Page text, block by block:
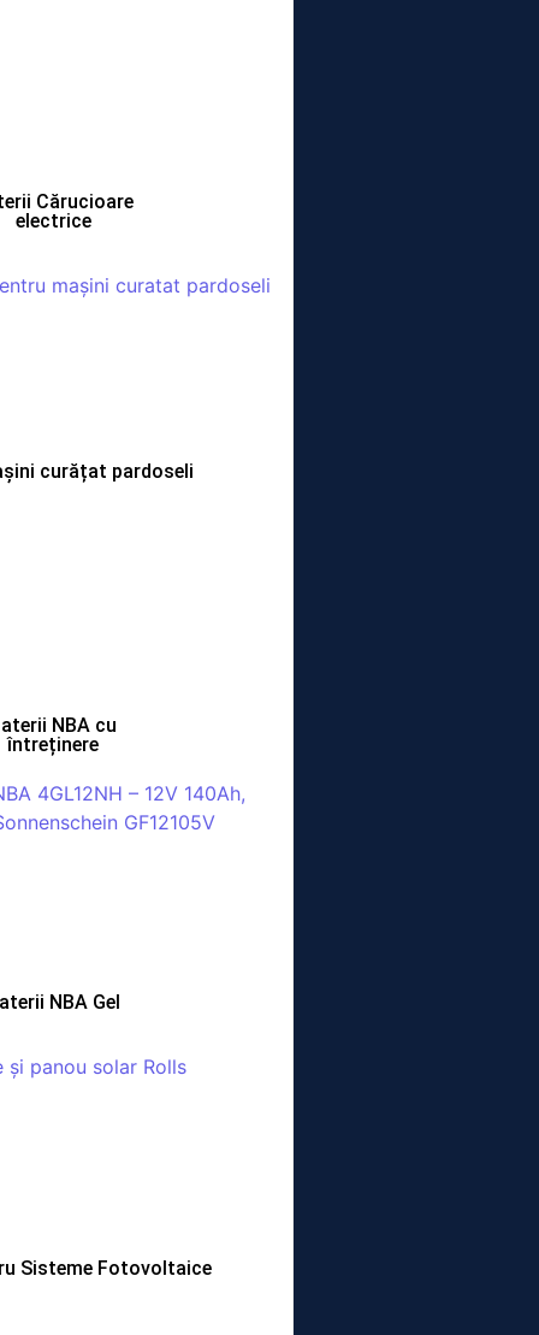
Cărucioare
electrice
curățat pardoseli
NBA cu
întreținere
NBA Gel
Sisteme Fotovoltaice